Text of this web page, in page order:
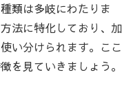
類は多岐にわたりま
法に特化しており、加
い分けられます。ここ
を見ていきましょう。